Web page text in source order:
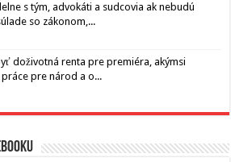
s tým, advokáti a sudcovia ak nebudú
so zákonom,...
doživotná renta pre premiéra, akýmsi
pre národ a o...